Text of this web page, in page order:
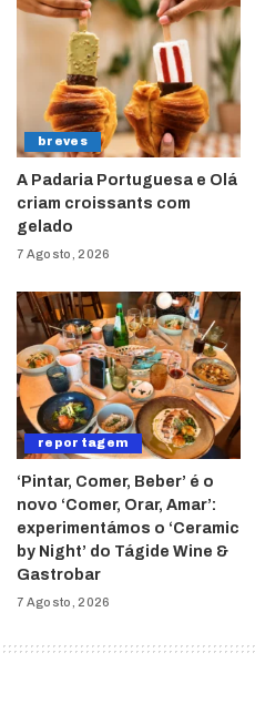
breves
A Padaria Portuguesa e Olá
criam croissants com
gelado
7 Agosto, 2026
reportagem
‘Pintar, Comer, Beber’ é o
novo ‘Comer, Orar, Amar’:
experimentámos o ‘Ceramic
by Night’ do Tágide Wine &
Gastrobar
7 Agosto, 2026